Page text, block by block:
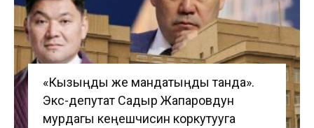
«Кызыңды же мандатыңды танда».
Экс-депутат Садыр Жапаровдун
мурдагы кеңешчисин коркутууга